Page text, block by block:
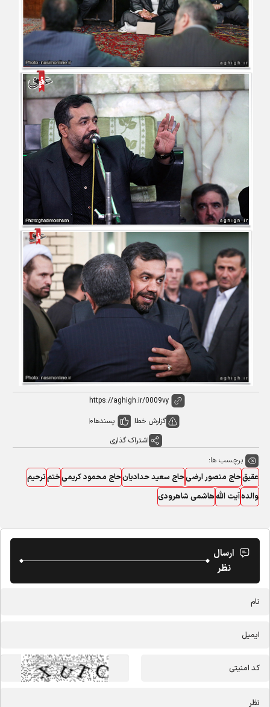
گزارش خطا پسندها0
اشتراک گذاری
برچسب ها:
عقیقحاج منصور ارضیحاج سعید حدادیانحاج محمود کریمیختمترحیم
والدهآیت اللههاشمی شاهرودی
ارسال
نظر